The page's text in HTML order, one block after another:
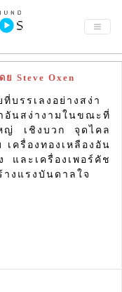
Steve Oxen
บรรเลงอย่างสง่า
นสง่างามในขณะที่
ญ่ เชิงบวก จุดไคล
ครื่องทองเหลืองอัน
และเครื่องเพอร์คัช
งแรงบันดาลใจ